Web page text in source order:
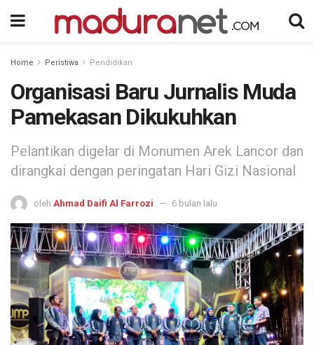
Home Peristiwa Pendidikan
Organisasi Baru Jurnalis Muda
Pamekasan Dikukuhkan
Pelantikan digelar di Monumen Arek Lancor dan
dirangkai dengan peringatan Hari Gizi Nasional
oleh Ahmad Daifi Al Farrozi 6 bulan lalu